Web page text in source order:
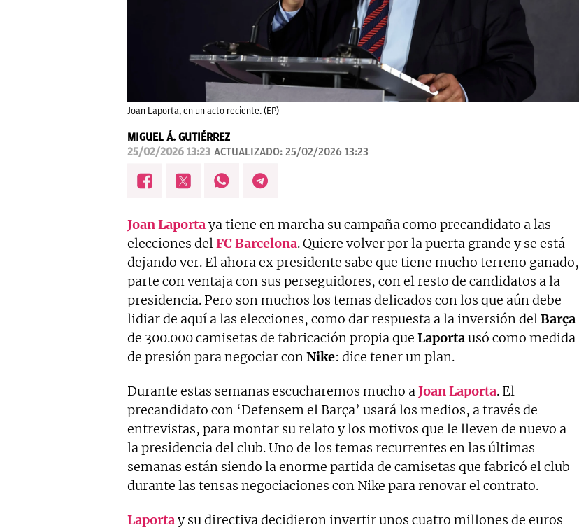
Joan Laporta, en un acto reciente. (EP)
MIGUEL Á. GUTIÉRREZ
25/02/2026 13:23 ACTUALIZADO: 25/02/2026 13:23
Joan Laportaya tiene en marcha su campaña como precandidato a las
elecciones delFC Barcelona. Quiere volver por la puerta grande y se está
dejando ver. El ahora ex presidente sabe que tiene mucho terreno ganado,
parte con ventaja con sus perseguidores, con el resto de candidatos a la
presidencia. Pero son muchos los temas delicados con los que aún debe
lidiar de aquí a las elecciones, como dar respuesta a la inversión delBarça
de 300.000 camisetas de fabricación propia que Laportausó como medida
de presión para negociar conNike: dice tener un plan.
Durante estas semanas escucharemos mucho aJoan Laporta. El
precandidato con ‘Defensem el Barça’ usará los medios, a través de
entrevistas, para montar su relato y los motivos que le lleven de nuevo a
la presidencia del club. Uno de los temas recurrentes en las últimas
semanas están siendo la enorme partida de camisetas que fabricó el club
durante las tensas negociaciones con Nike para renovar el contrato.
Laportay su directiva decidieron invertir unos cuatro millones de euros